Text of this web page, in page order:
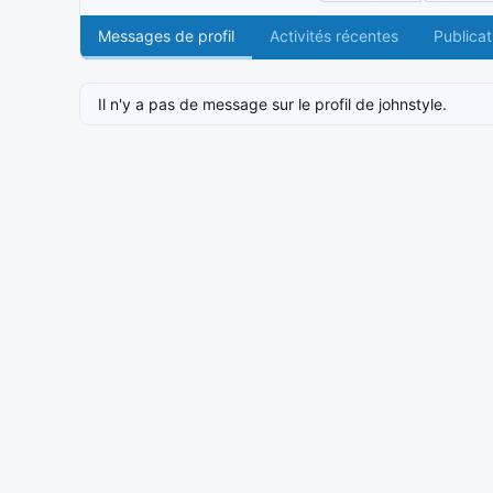
Messages de profil Activités récentes
Il n'y a pas de message sur le profil de johnstyle.